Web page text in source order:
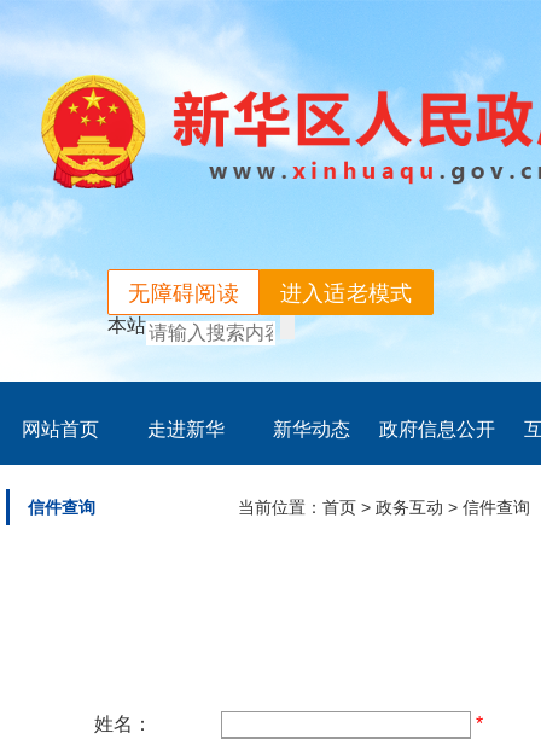
进入适老模式
无障碍阅读
本站
网站首页 走进新华 新华动态 政府信息公开
信件查询 当前位置：首页 >政务互动 >信件查询
姓名：
*